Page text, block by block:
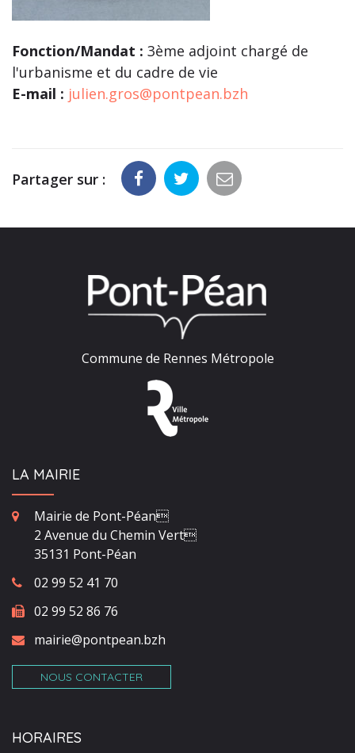
Fonction/Mandat : 3ème adjoint chargé de
l'urbanisme et du cadre de vie
E-mail : julien.gros@pontpean.bzh
Partager sur :
Commune de Rennes Métropole
LA MAIRIE
Mairie de Pont-Péan
2 Avenue du Chemin Vert
35131 Pont-Péan
02 99 52 41 70
02 99 52 86 76
mairie@pontpean.bzh
NOUS CONTACTER
HORAIRES